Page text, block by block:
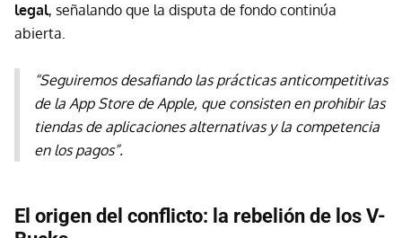
legal, señalando que la disputa de fondo continúa
abierta.
“Seguiremos desafiando las prácticas anticompetitivas
de la App Store de Apple, que consisten en prohibir las
tiendas de aplicaciones alternativas y la competencia
en los pagos”.
El origen del conflicto: la rebelión de los V-